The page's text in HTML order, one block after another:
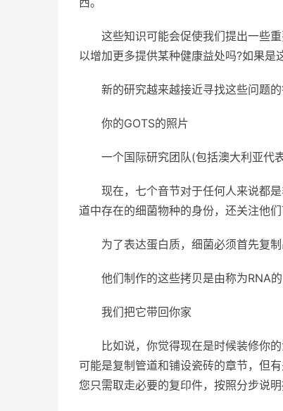
这些知识可能会促使我们提出一些
以增加更多提供某种健康益处吗?如果
新的研究越来越接近寻找这些问题的
你的GOTS的照片
一个国际研究团队(包括澳大利亚代
现在，七个音节对于任何人来说都
道中存在的细菌物种的身份，还关注他们
为了表达蛋白质，细菌必须首先复
他们制作的这些拷贝是由称为RNA
我们把它带回你家
比如说，你觉得现在是时候装修你
可能是复制管道和铺设瓷砖的章节，但
您只需取走必要的复印件，按照分步说